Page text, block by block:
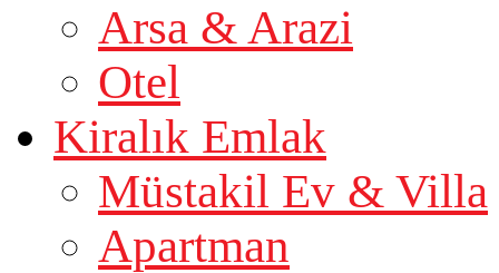
Arsa & Arazi
Otel
Kiralık Emlak
Müstakil Ev & Villa
Apartman